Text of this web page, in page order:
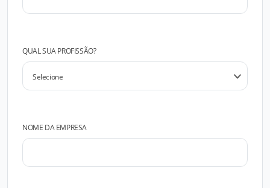
QUAL SUA PROFISSÃO?
NOME DA EMPRESA